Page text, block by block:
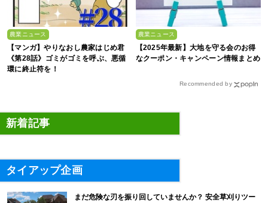
農業ニュース
【マンガ】やりなおし農家はじめ君
《第28話》ゴミがゴミを呼ぶ、悪循
環に終止符を！
農業ニュース
【2025年最新】大地を守る会のお得
なクーポン・キャンペーン情報まとめ
Recommended by
新着記事
タイアップ企画
まだ危険な刃を振り回していませんか？ 安全草刈りツー